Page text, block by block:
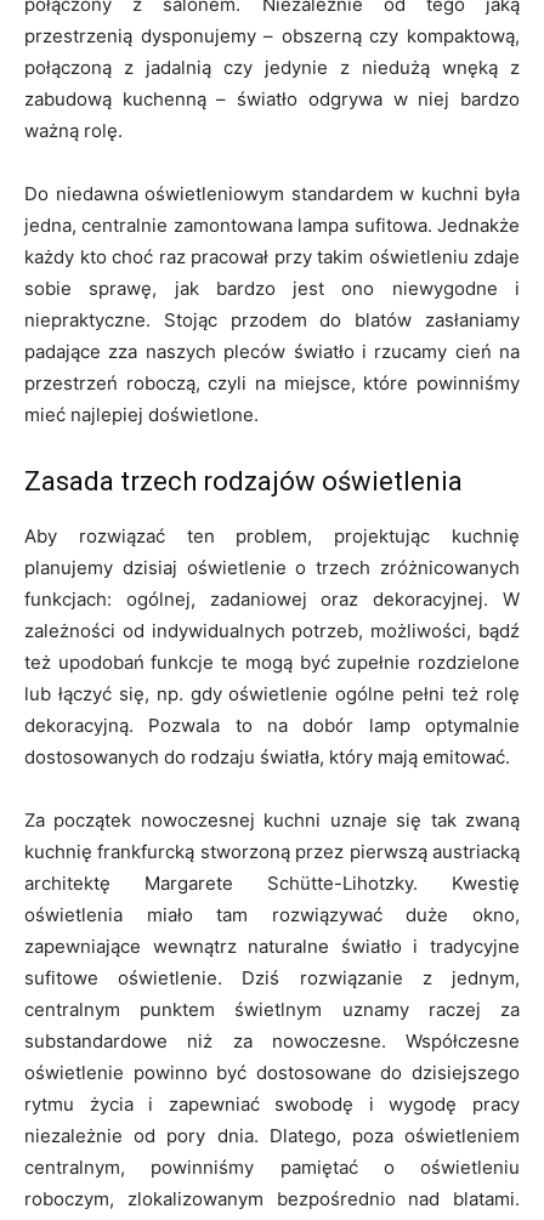
połączony z salonem. Niezależnie od tego jaką
przestrzenią dysponujemy – obszerną czy kompaktową,
połączoną z jadalnią czy jedynie z niedużą wnęką z
zabudową kuchenną – światło odgrywa w niej bardzo
ważną rolę.
Do niedawna oświetleniowym standardem w kuchni była
jedna, centralnie zamontowana lampa sufitowa. Jednakże
każdy kto choć raz pracował przy takim oświetleniu zdaje
sobie sprawę, jak bardzo jest ono niewygodne i
niepraktyczne. Stojąc przodem do blatów zasłaniamy
padające zza naszych pleców światło i rzucamy cień na
przestrzeń roboczą, czyli na miejsce, które powinniśmy
mieć najlepiej doświetlone.
Zasada trzech rodzajów oświetlenia
Aby rozwiązać ten problem, projektując kuchnię
planujemy dzisiaj oświetlenie o trzech zróżnicowanych
funkcjach: ogólnej, zadaniowej oraz dekoracyjnej. W
zależności od indywidualnych potrzeb, możliwości, bądź
też upodobań funkcje te mogą być zupełnie rozdzielone
lub łączyć się, np. gdy oświetlenie ogólne pełni też rolę
dekoracyjną. Pozwala to na dobór lamp optymalnie
dostosowanych do rodzaju światła, który mają emitować.
Za początek nowoczesnej kuchni uznaje się tak zwaną
kuchnię frankfurcką stworzoną przez pierwszą austriacką
architektę Margarete Schütte-Lihotzky. Kwestię
oświetlenia miało tam rozwiązywać duże okno,
zapewniające wewnątrz naturalne światło i tradycyjne
sufitowe oświetlenie. Dziś rozwiązanie z jednym,
centralnym punktem świetlnym uznamy raczej za
substandardowe niż za nowoczesne. Współczesne
oświetlenie powinno być dostosowane do dzisiejszego
rytmu życia i zapewniać swobodę i wygodę pracy
niezależnie od pory dnia. Dlatego, poza oświetleniem
centralnym, powinniśmy pamiętać o oświetleniu
roboczym, zlokalizowanym bezpośrednio nad blatami.